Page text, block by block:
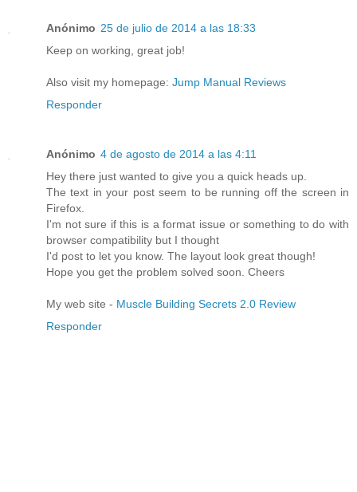
Anónimo 25 de julio de 2014 a las 18:33
Keep on working, great job!
Also visit my homepage: Jump Manual Reviews
Responder
Anónimo 4 de agosto de 2014 a las 4:11
Hey there just wanted to give you a quick heads up.
The text in your post seem to be running off the screen in
Firefox.
I'm not sure if this is a format issue or something to do with
browser compatibility but I thought
I'd post to let you know. The layout look great though!
Hope you get the problem solved soon. Cheers
My web site - Muscle Building Secrets 2.0 Review
Responder